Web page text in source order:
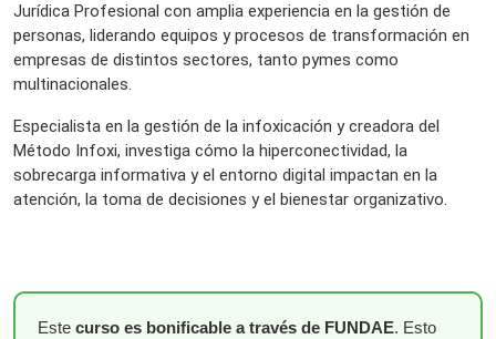
Jurídica Profesional con amplia experiencia en la gestión de
personas, liderando equipos y procesos de transformación en
empresas de distintos sectores, tanto pymes como
multinacionales.
Especialista en la gestión de la infoxicación y creadora del
Método Infoxi, investiga cómo la hiperconectividad, la
sobrecarga informativa y el entorno digital impactan en la
atención, la toma de decisiones y el bienestar organizativo.
Este curso es bonificable a través de FUNDAE. Esto